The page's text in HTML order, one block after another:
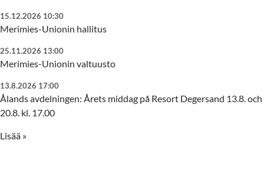
15.12.2026 10:30
Merimies-Unionin hallitus
25.11.2026 13:00
Merimies-Unionin valtuusto
13.8.2026 17:00
Ålands avdelningen: Årets middag på Resort Degersand 13.8. och
20.8. kl. 17.00
Lisää »